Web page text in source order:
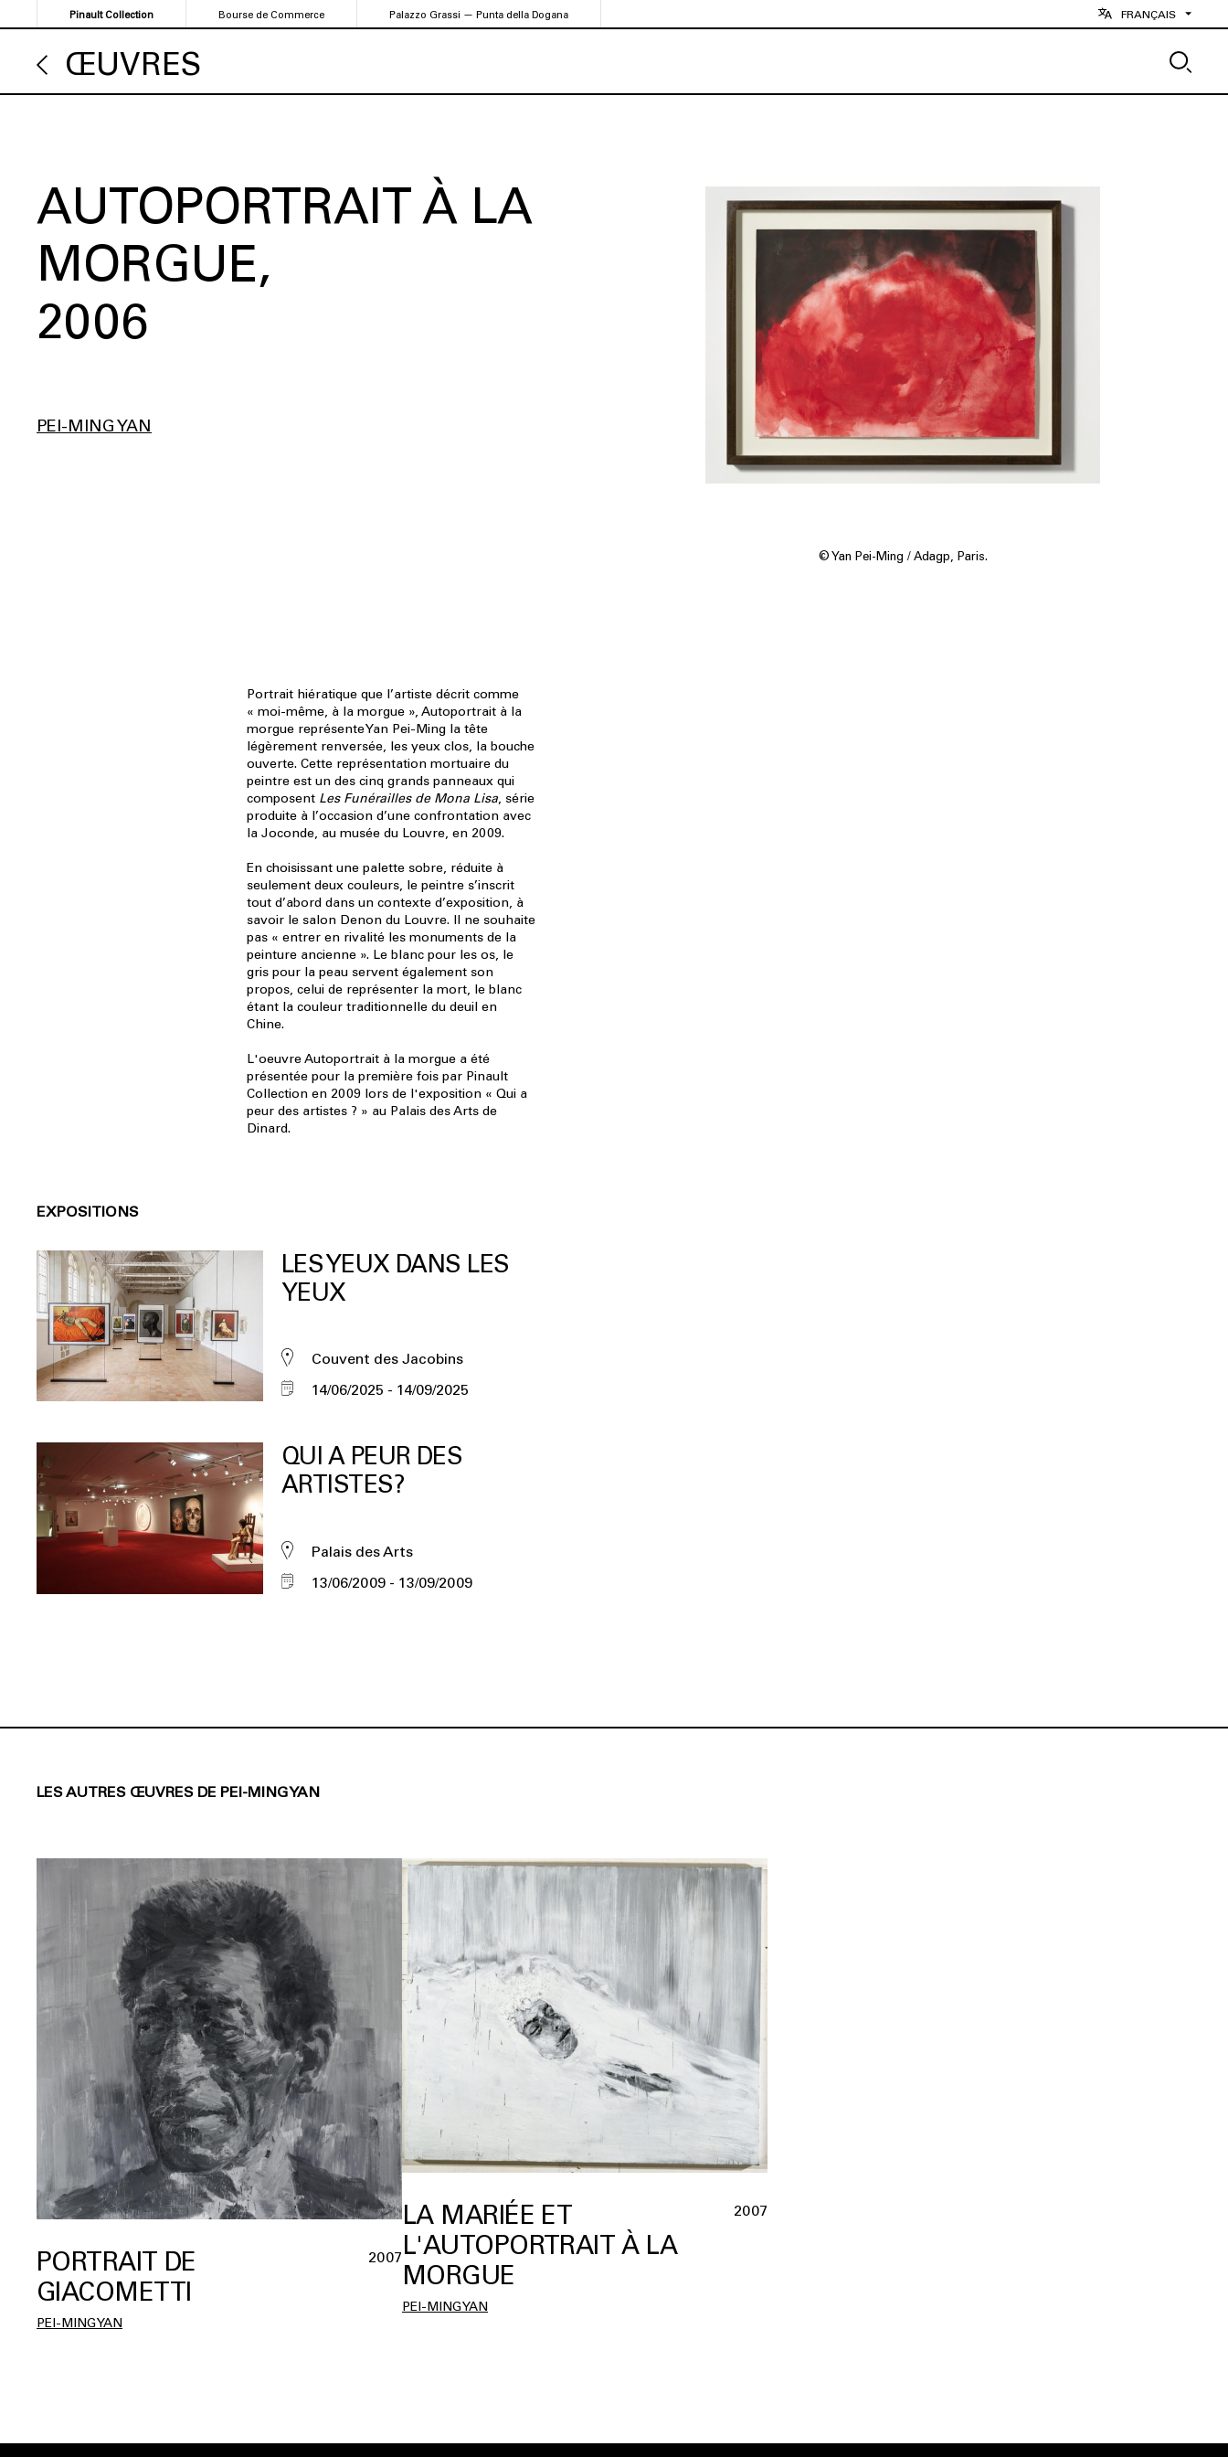
au
contenu
principal
Pinault Collection Bourse de Commerce Palazzo Grassi — Punta della Dogana FRANÇAIS
ŒUVRES
AUTOPORTRAIT À LA
MORGUE
2006
PEI-MING YAN
Portrait hiératique que l’artiste décrit comme
« moi-même, à la morgue », Autoportrait à la
morgue représente Yan Pei-Ming la tête
légèrement renversée, les yeux clos, la bouche
ouverte. Cette représentation mortuaire du
peintre est un des cinq grands panneaux qui
composent Les Funérailles de Mona Lisa, série
produite à l’occasion d’une confrontation avec
la Joconde, au musée du Louvre, en 2009.
En choisissant une palette sobre, réduite à
seulement deux couleurs, le peintre s’inscrit
tout d’abord dans un contexte d’exposition, à
savoir le salon Denon du Louvre. Il ne souhaite
pas « entrer en rivalité les monuments de la
peinture ancienne ». Le blanc pour les os, le
gris pour la peau servent également son
propos, celui de représenter la mort, le blanc
étant la couleur traditionnelle du deuil en
Chine.
L'oeuvre Autoportrait à la morgue a été
présentée pour la première fois par Pinault
Collection en 2009 lors de l'exposition « Qui a
peur des artistes ? » au Palais des Arts de
Dinard.
EXPOSITIONS
LES YEUX DANS LES
YEUX
Couvent des Jacobins
14/06/2025
14/09/2025
QUI A PEUR DES
ARTISTES?
Palais des Arts
13/06/2009
13/09/2009
© Yan Pei-Ming / Adagp, Paris.
LES AUTRES ŒUVRES DE PEI-MING YAN
PORTRAIT DE
GIACOMETTI
2007
PEI-MING YAN
LA MARIÉE ET
L'AUTOPORTRAIT À LA
MORGUE
2007
PEI-MING YAN